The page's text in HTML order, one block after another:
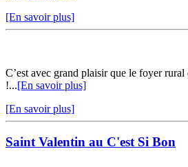
[En savoir plus]
C’est avec grand plaisir que le foyer
!...[En savoir plus]
[En savoir plus]
Saint Valentin au C'est Si Bon